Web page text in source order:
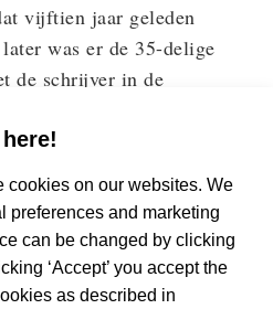
cookies on our websites. We
preferences and marketing
can be changed by clicking
‘Accept’ you accept the
as described in
vijftien jaar geleden
was er de 35-delige
de schrijver in de
opzichten gruwelijke
wereldoorlogen – ons
gaat over de
de eenentwintigste eeuw.
In Europaeindigde, in